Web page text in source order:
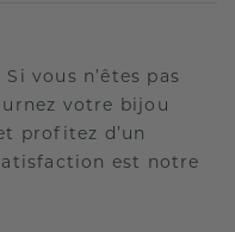
vous n’êtes pas
votre bijou
profitez d’un
est notre